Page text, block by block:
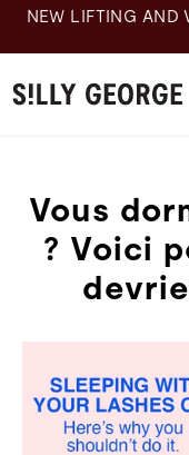
Skip
content
NEW LIFTING AND
Vous
? Voici